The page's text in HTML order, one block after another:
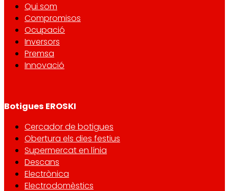
Qui som
Compromisos
Ocupació
Inversors
Premsa
Innovació
Botigues EROSKI
Cercador de botigues
Obertura els dies festius
Supermercat en línia
Descans
Electrònica
Electrodomèstics